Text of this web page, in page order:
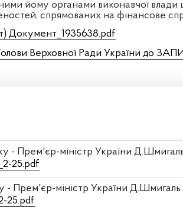
йому органами виконавчої влади
спрямованих на фінансове
Документ_1935638.pdf
Верховної Ради України до
- Прем'єр-міністр України
25.pdf
- Прем'єр-міністр України Д.Шмигаль
25.pdf